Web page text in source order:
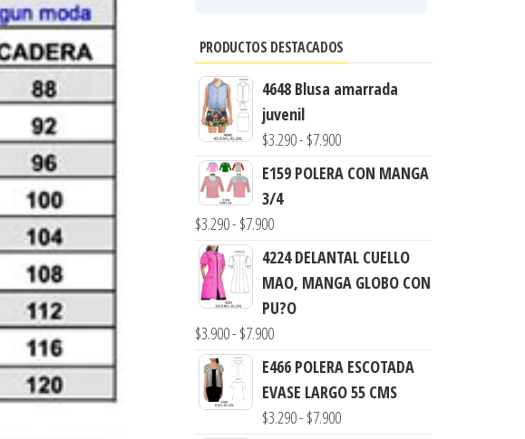
PRODUCTOS DESTACADOS
4648 Blusa amarrada
juvenil
$3.290- $7.900Rango
de
hasta
$7.900
E159 POLERA CON MANGA
3/4
$3.290- $7.900Rango
de
precios:
desde
$3.290
$7.900
4224 DELANTAL CUELLO
MAO, MANGA GLOBO CON
PU?O
$3.900- $7.900Rango
de
precios:
desde
E466 POLERA ESCOTADA
EVASE LARGO 55 CMS
$3.290- $7.900Rango